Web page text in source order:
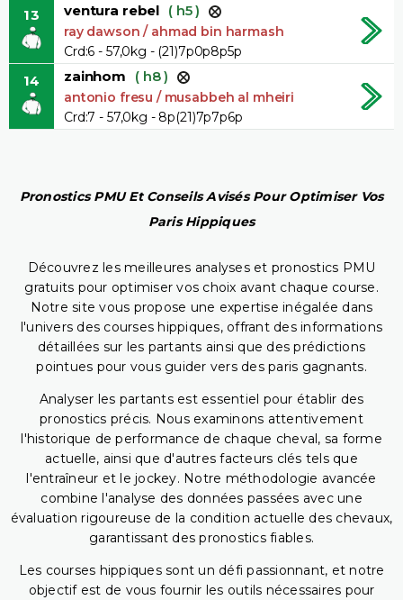
13 ventura rebel ( h5 )
ray dawson / ahmad bin harmash
Crd:6 - 57,0kg - (21)7p0p8p5p
14 zainhom ( h8 )
antonio fresu / musabbeh al mheiri
Crd:7 - 57,0kg - 8p(21)7p7p6p
Pronostics PMU Et Conseils Avisés Pour Optimiser Vos
Paris Hippiques
Découvrez les meilleures analyses et pronostics PMU
gratuits pour optimiser vos choix avant chaque course.
Notre site vous propose une expertise inégalée dans
l'univers des courses hippiques, offrant des informations
détaillées sur les partants ainsi que des prédictions
pointues pour vous guider vers des paris gagnants.
Analyser les partants est essentiel pour établir des
pronostics précis. Nous examinons attentivement
l'historique de performance de chaque cheval, sa forme
actuelle, ainsi que d'autres facteurs clés tels que
l'entraîneur et le jockey. Notre méthodologie avancée
combine l'analyse des données passées avec une
évaluation rigoureuse de la condition actuelle des chevaux,
garantissant des pronostics fiables.
Les courses hippiques sont un défi passionnant, et notre
objectif est de vous fournir les outils nécessaires pour